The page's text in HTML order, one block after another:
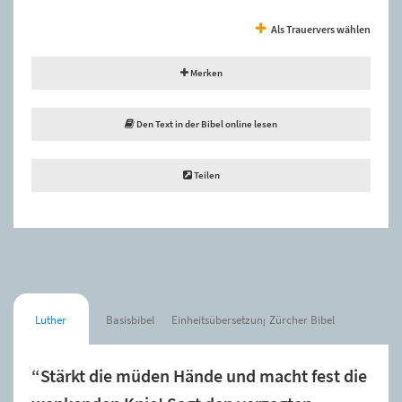
Als Trauervers wählen
Merken
Den Text in der Bibel online lesen
Teilen
Luther Basisbibel Einheitsübersetzung Zürcher Bibel
“Stärkt die müden Hände und macht fest die